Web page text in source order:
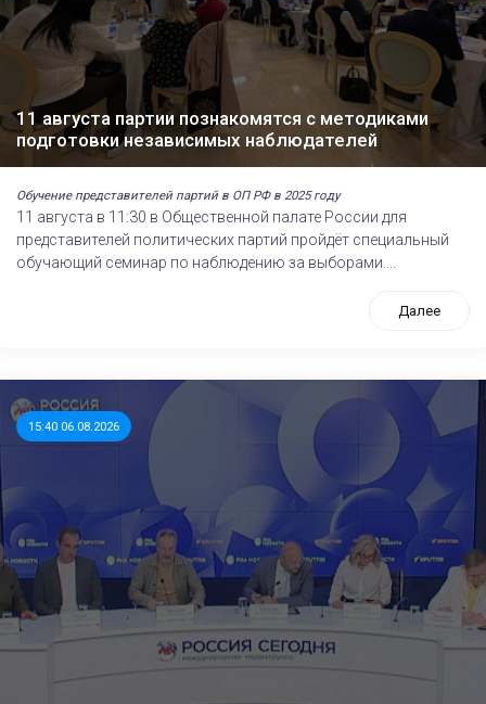
11 августа партии познакомятся с методиками
подготовки независимых наблюдателей
Обучение представителей партий в ОП РФ в 2025 году
11 августа в 11:30 в Общественной палате России для
представителей политических партий пройдёт специальный
обучающий семинар по наблюдению за выборами....
Далее
15:40 06.08.2026